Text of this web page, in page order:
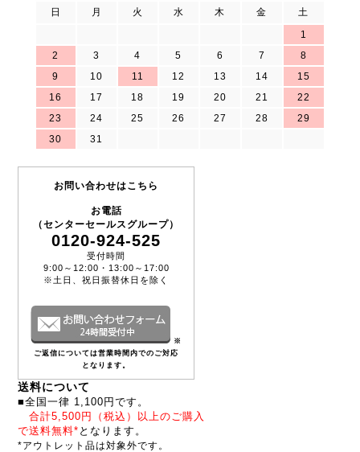
日 月 火 水 木 金
土
1
2
3 4 5 6 7
8
9
10 11 12 13 14
15
16
17 18 19 20 21
22
23
24 25 26 27 28
29
30
31
お問い合わせはこちら
お電話
（センターセールスグループ）
0120-924-525
受付時間
9:00～12:00・13:00～17:00
※土日、祝日振替休日を除く
※
ご返信については営業時間内でのご対応
となります。
送料について
■全国一律 1,100円です。
合計5,500円（税込）以上のご購入
で送料無料* となります。
*アウトレット品は対象外です。